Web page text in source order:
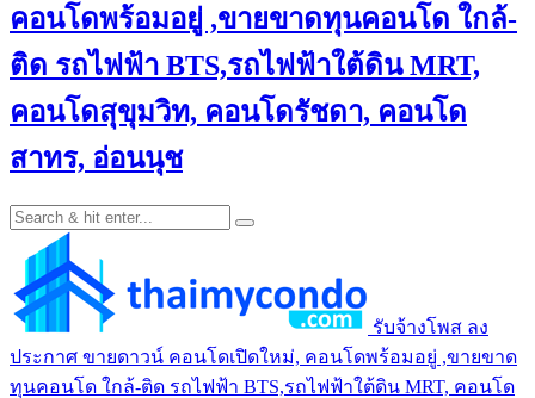
คอนโดพร้อมอยู่ ,ขายขาดทุนคอนโด ใกล้-
ติด รถไฟฟ้า BTS,รถไฟฟ้าใต้ดิน MRT,
คอนโดสุขุมวิท, คอนโดรัชดา, คอนโด
สาทร, อ่อนนุช
รับจ้างโพส ลง
ประกาศ ขายดาวน์ คอนโดเปิดใหม่, คอนโดพร้อมอยู่ ,ขายขาด
ทุนคอนโด ใกล้-ติด รถไฟฟ้า BTS,รถไฟฟ้าใต้ดิน MRT, คอนโด